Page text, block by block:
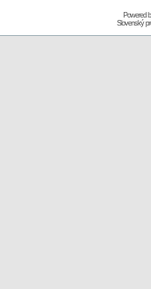
Powered
Slovenský